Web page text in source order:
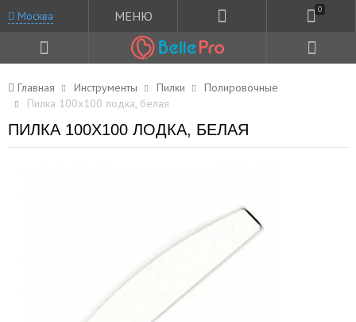
Москва МЕНЮ 0
Главная Инструменты Пилки
Полировочные
Пилка 100x100 лодка, белая
ПИЛКА 100X100 ЛОДКА, БЕЛАЯ